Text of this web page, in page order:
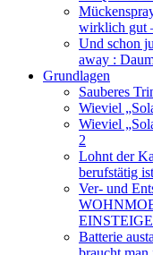
wirklich gut
Und schon
away :
Grundlagen
Sauberes
Wieviel
Wieviel
2
Lohnt der
berufstätig
Ver- und
Batterie